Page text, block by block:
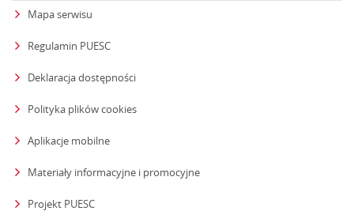
Mapa serwisu
Regulamin PUESC
Deklaracja dostępności
Polityka plików cookies
Aplikacje mobilne
Materiały informacyjne i promocyjne
Projekt PUESC